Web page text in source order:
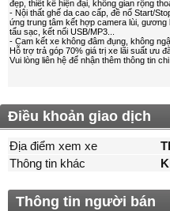
Điều khoản giao dịch
Địa điểm xem xe
Thông tin khác
Thông tin người bán